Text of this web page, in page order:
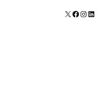
X Facebook